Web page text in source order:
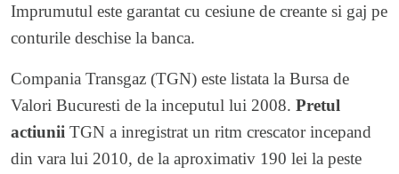
Imprumutul este garantat cu cesiune de creante si gaj pe
conturile deschise la banca.
Compania Transgaz (TGN) este listata la Bursa de
Valori Bucuresti de la inceputul lui 2008. Pretul
actiunii TGN a inregistrat un ritm crescator incepand
din vara lui 2010, de la aproximativ 190 lei la peste